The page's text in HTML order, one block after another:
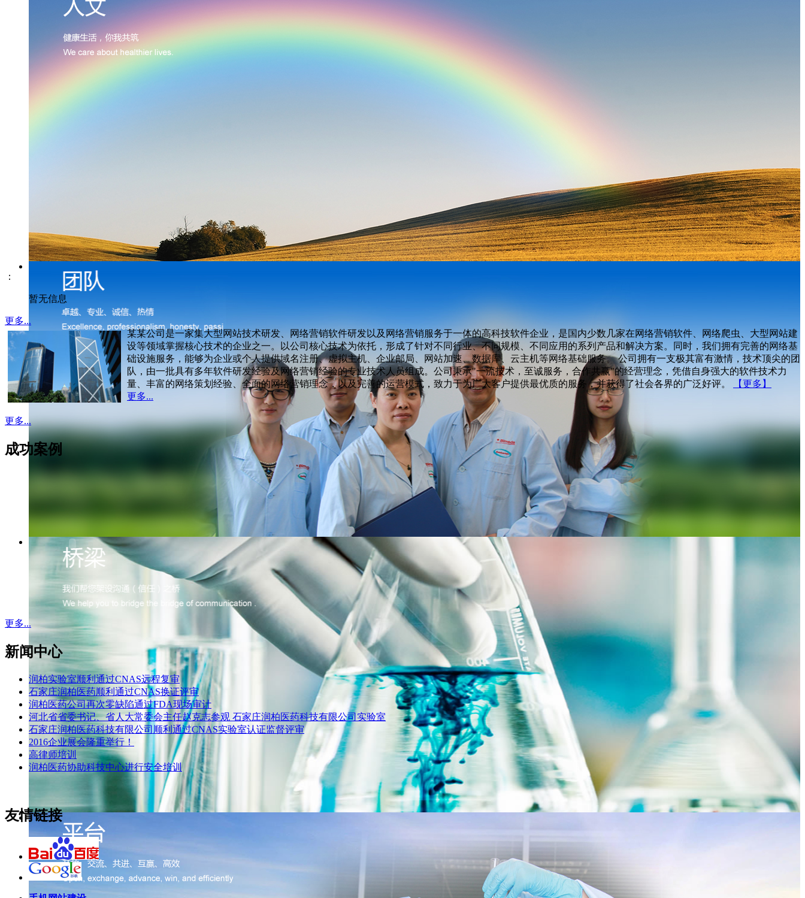
：
暂无信息
更多...
某某公司是一家集大型网站技术研发、网络营销软件研发以及网络营销服务于一体的高科技软件企业，是国内少数几家在网络营销软件、网络爬虫、大型网站建
设等领域掌握核心技术的企业之一。以公司核心技术为依托，形成了针对不同行业、不同规模、不同应用的系列产品和解决方案。同时，我们拥有完善的网络基
础设施服务，能够为企业或个人提供域名注册、虚拟主机、企业邮局、网站加速、数据库、云主机等网络基础服务。 公司拥有一支极其富有激情，技术顶尖的团
队，由一批具有多年软件研发经验及网络营销经验的专业技术人员组成。公司秉承"一流技术，至诚服务，合作共赢"的经营理念，凭借自身强大的软件技术力
量、丰富的网络策划经验、全面的网络营销理念，以及完善的运营模式，致力于为广大客户提供最优质的服务，并获得了社会各界的广泛好评。
【更多】
更多...
更多...
成功案例
更多...
新闻中心
润柏实验室顺利通过CNAS远程复审
石家庄润柏医药顺利通过CNAS换证评审
润柏医药公司再次零缺陷通过FDA现场审计
河北省省委书记、省人大常委会主任赵克志参观 石家庄润柏医药科技有限公司实验室
石家庄润柏医药科技有限公司顺利通过CNAS实验室认证监督评审
2016企业展会隆重举行！
高律师培训
润柏医药协助科技中心进行安全培训
友情链接